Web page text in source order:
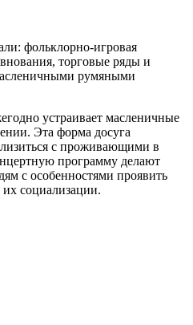
фольклорно-игровая
торговые ряды и
румяными
устраивает масленичные
Эта форма досуга
с проживающими в
программу делают
с особенностями проявить
их социализации.